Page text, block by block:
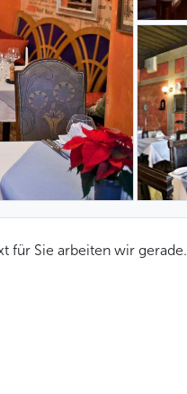
für Sie arbeiten wir gerade.